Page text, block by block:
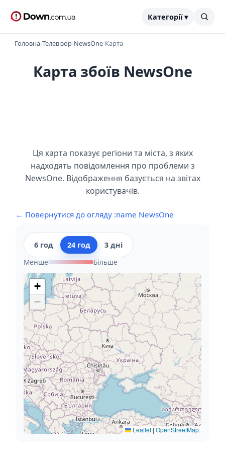
Категорії ▾
Головна›Телевізор›NewsOne›Карта
Карта збоїв NewsOne
Ця карта показує регіони та міста, з яких
надходять повідомлення про проблеми з
NewsOne. Відображення базується на звітах
користувачів.
← Повернутися до огляду :name NewsOne
6 год 24 год
3 дні
Менше
Більше
+
−
Leaflet | OpenStreetMap